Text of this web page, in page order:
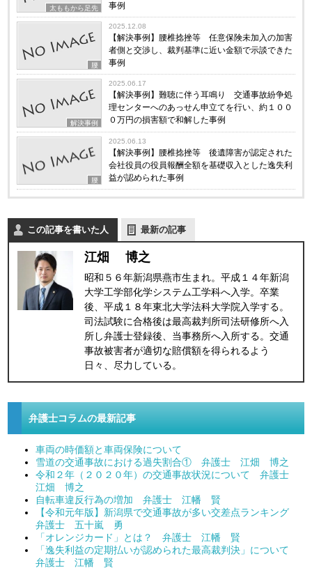
太ももから足先
事例
腰
2025.12.08
【解決事例】腰椎捻挫等 任意保険未加入の加害
者側と交渉し、裁判基準に近い金額で示談できた
事例
解決事例
2025.06.17
【解決事例】難聴に伴う耳鳴り 交通事故紛争処
理センターへのあっせん申立てを行い、約１００
０万円の損害額で和解した事例
腰
2025.06.13
【解決事例】腰椎捻挫等 後遺障害が認定された
会社役員の役員報酬全額を基礎収入とした逸失利
益が認められた事例
この記事を書いた人 最新の記事
江畑 博之
昭和５６年新潟県燕市生まれ。平成１４年新潟
大学工学部化学システム工学科へ入学。卒業
後、平成１８年東北大学法科大学院入学する。
司法試験に合格後は最高裁判所司法研修所へ入
所し弁護士登録後、当事務所へ入所する。交通
事故被害者が適切な賠償額を得られるよう
日々、尽力している。
弁護士コラムの最新記事
車両の時価額と車両保険について
雪道の交通事故における過失割合① 弁護士 江畑 博之
令和２年（２０２０年）の交通事故状況について 弁護士
江畑 博之
自転車違反行為の増加 弁護士 江幡 賢
【令和元年版】新潟県で交通事故が多い交差点ランキング
弁護士 五十嵐 勇
「オレンジカード」とは？ 弁護士 江幡 賢
「逸失利益の定期払いが認められた最高裁判決」について
弁護士 江幡 賢